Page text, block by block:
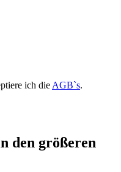
ich die AGB`s.
den größeren